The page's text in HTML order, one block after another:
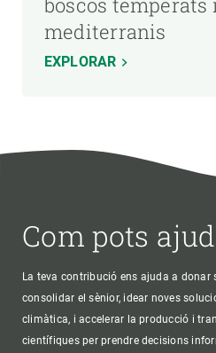
mediterranis
EXPLORAR
Com pots
La teva contribució ens ajuda a
consolidar el sènior, idear noves
climàtica, i accelerar la producció i
científiques per prendre decisions